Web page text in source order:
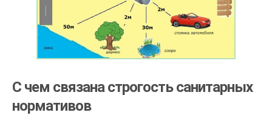
С чем связана строгость санитарных
нормативов